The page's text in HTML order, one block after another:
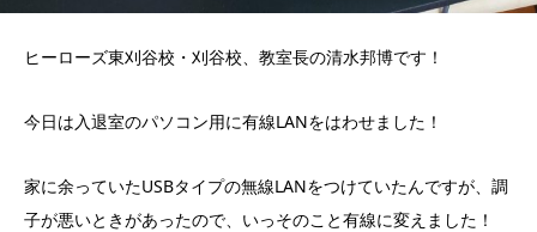
ヒーローズ東刈谷校・刈谷校、教室長の清水邦博です！
今日は入退室のパソコン用に有線LANをはわせました！
家に余っていたUSBタイプの無線LANをつけていたんですが、調
子が悪いときがあったので、いっそのこと有線に変えました！